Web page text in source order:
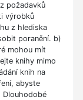
požadavků
výrobků
z hlediska
poranění. b)
mohou mít
knihy mimo
knih na
abyste
Dlouhodobé